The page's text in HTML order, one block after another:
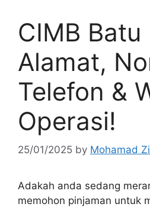
CIMB Batu
Alamat,
Telefon &
Operasi!
25/01/2025 by Mohamad
Adakah anda sedang
memohon pinjaman untuk